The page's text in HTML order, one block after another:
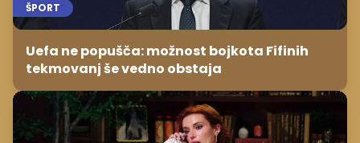
ŠPORT
Uefa ne popušča: možnost bojkota Fifinih
tekmovanj še vedno obstaja